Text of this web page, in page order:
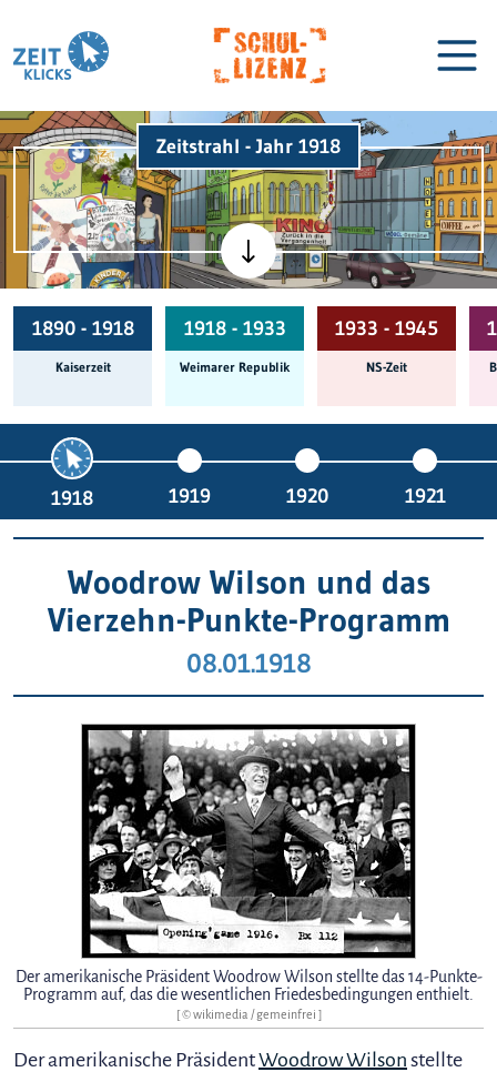
Biographien Lexikon
Zeitstrahl - Jahr 1918
1890 - 1918
Kaiserzeit
1918 - 1933
Weimarer Republik
1933 - 1945
NS-Zeit
1918 1919 1920 1921
Woodrow Wilson und das
Vierzehn-Punkte-Programm
08.01.1918
Der amerikanische Präsident Woodrow Wilson stellte das 14-Punkte-
Programm auf, das die wesentlichen Friedesbedingungen enthielt.
[ © wikimedia / gemeinfrei ]
Der amerikanische PräsidentWoodrow Wilson stellte